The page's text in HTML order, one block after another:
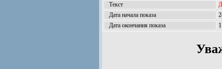
Текст
Дата начала показа
Дата окончания показа